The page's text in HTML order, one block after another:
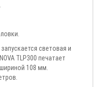
световая и
TLP300 печатает
108 мм.